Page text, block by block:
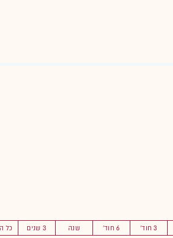
3 חוד' 6 חוד' שנה 3 שנים כל